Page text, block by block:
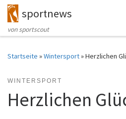
Zum Inhalt springen
sportnews
von sportscout
Startseite »Wintersport»Herzlichen
WINTERSPORT
Herzlichen